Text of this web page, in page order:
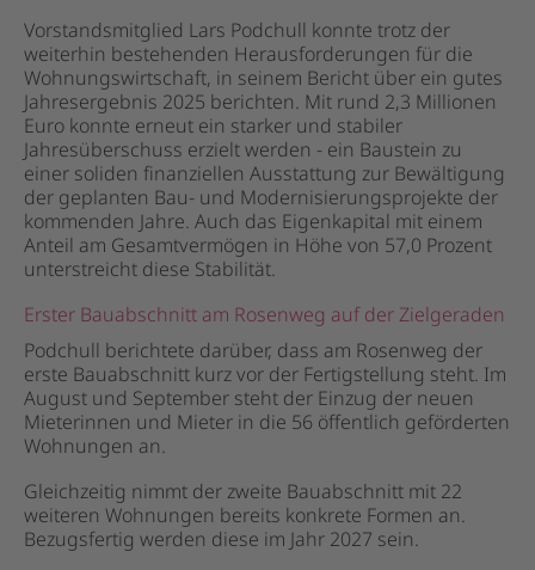
Vorstandsmitglied Lars Podchull konnte trotz der
weiterhin bestehenden Herausforderungen für die
Wohnungswirtschaft, in seinem Bericht über ein gutes
Jahresergebnis 2025 berichten. Mit rund 2,3 Millionen
Euro konnte erneut ein starker und stabiler
Jahresüberschuss erzielt werden - ein Baustein zu
einer soliden finanziellen Ausstattung zur Bewältigung
der geplanten Bau- und Modernisierungsprojekte der
kommenden Jahre. Auch das Eigenkapital mit einem
Anteil am Gesamtvermögen in Höhe von 57,0 Prozent
unterstreicht diese Stabilität.
Erster Bauabschnitt am Rosenweg auf der Zielgeraden
Podchull berichtete darüber, dass am Rosenweg der
erste Bauabschnitt kurz vor der Fertigstellung steht. Im
August und September steht der Einzug der neuen
Mieterinnen und Mieter in die 56 öffentlich geförderten
Wohnungen an.
Gleichzeitig nimmt der zweite Bauabschnitt mit 22
weiteren Wohnungen bereits konkrete Formen an.
Bezugsfertig werden diese im Jahr 2027 sein.